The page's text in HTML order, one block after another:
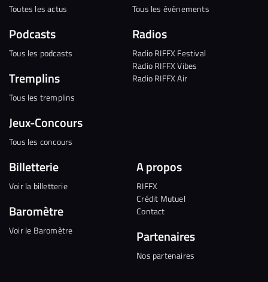
Toutes les actus
Podcasts
Tous les podcasts
Tremplins
Tous les tremplins
Jeux-Concours
Tous les concours
Tous les évènements
Radios
Radio RIFFX Festival
Radio RIFFX Vibes
Radio RIFFX Air
Billetterie
Voir la billetterie
Baromètre
Voir le Baromètre
A propos
RIFFX
Crédit Mutuel
Contact
Partenaires
Nos partenaires